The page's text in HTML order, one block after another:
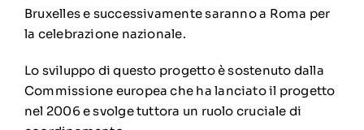
Bruxelles e successivamente saranno a Roma per
la celebrazione nazionale.
Lo sviluppo di questo progetto è sostenuto dalla
Commissione europea che ha lanciato il progetto
nel 2006 e svolge tuttora un ruolo cruciale di